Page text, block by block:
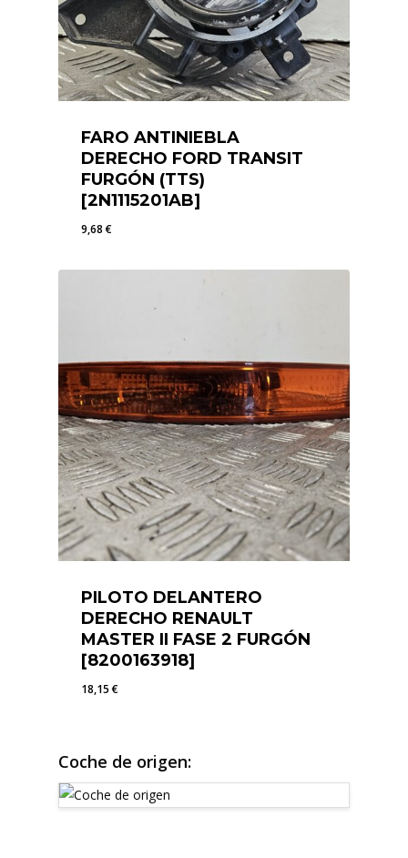
FARO ANTINIEBLA
DERECHO FORD TRANSIT
FURGÓN (TTS)
[2N1115201AB]
9,68€
PILOTO DELANTERO
DERECHO RENAULT
MASTER II FASE 2 FURGÓN
[8200163918]
18,15€
Coche de origen: